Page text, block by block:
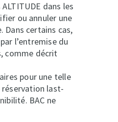
dans les
ou annuler une
Dans certains cas,
l’entremise du
comme décrit
pour une telle
réservation last-
BAC ne